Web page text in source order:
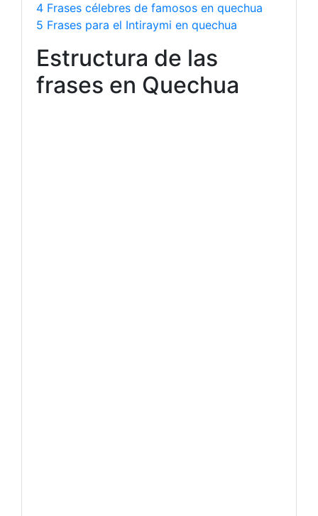
4 Frases célebres de famosos en quechua
5 Frases para el Intiraymi en quechua
Estructura de las
frases en Quechua